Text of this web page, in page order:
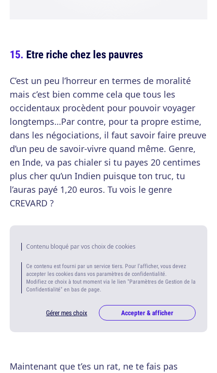
Etre riche chez les pauvres
C’est un peu l’horreur en termes de moralité
mais c’est bien comme cela que tous les
occidentaux procèdent pour pouvoir voyager
longtemps…Par contre, pour ta propre estime,
dans les négociations, il faut savoir faire preuve
d’un peu de savoir-vivre quand même. Genre,
en Inde, va pas chialer si tu payes 20 centimes
plus cher qu’un Indien puisque ton truc, tu
l’auras payé 1,20 euros. Tu vois le genre
CREVARD ?
Contenu bloqué par vos choix de cookies
Ce contenu est fourni par un service tiers. Pour l'afficher, vous devez
accepter les cookies dans vos paramètres de confidentialité.
Modifiez ce choix à tout moment via le lien "Paramètres de Gestion de la
Confidentialité" en bas de page.
Gérer mes choix Accepter & afficher
Maintenant que t’es un rat, ne te fais pas